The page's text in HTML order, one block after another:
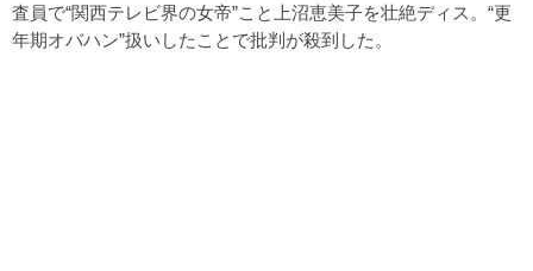
査員で“関西テレビ界の女帝”こと上沼恵美子を壮絶ディス。“更
年期オバハン”扱いしたことで批判が殺到した。